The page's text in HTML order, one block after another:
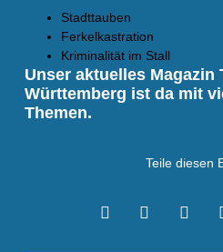
Stadttauben
Ferkelkastration
Kriminalität im Stall
Unser aktuelles Magazin
Württemberg ist da mit
Themen.
Teile diesen